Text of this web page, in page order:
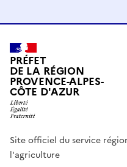
PRÉFET
DE LA RÉGION
PROVENCE-ALPES-
CÔTE D'AZUR
Site officiel du service
l'agriculture